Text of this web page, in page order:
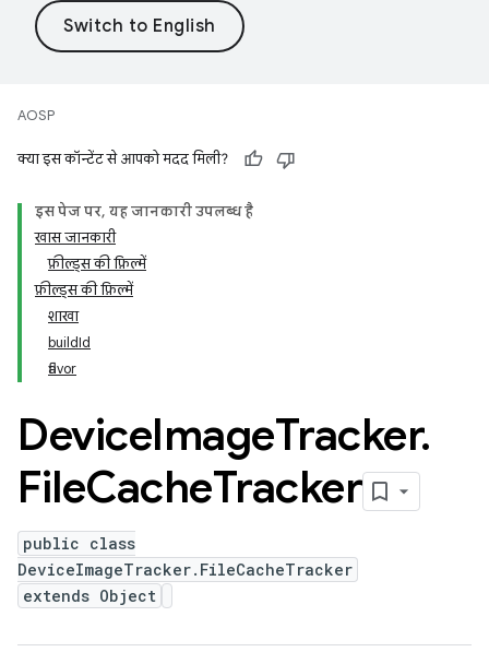
AOSP
क्या इस कॉन्टेंट से आपको मदद मिली?
इस पेज पर, यह जानकारी उपलब्ध है
खास जानकारी
फ़ील्ड्स की फ़िल्में
फ़ील्ड्स की फ़िल्में
शाखा
buildId
flavor
DeviceImageTracker.
FileCacheTracker
public class
DeviceImageTracker.FileCacheTracker
extends Object